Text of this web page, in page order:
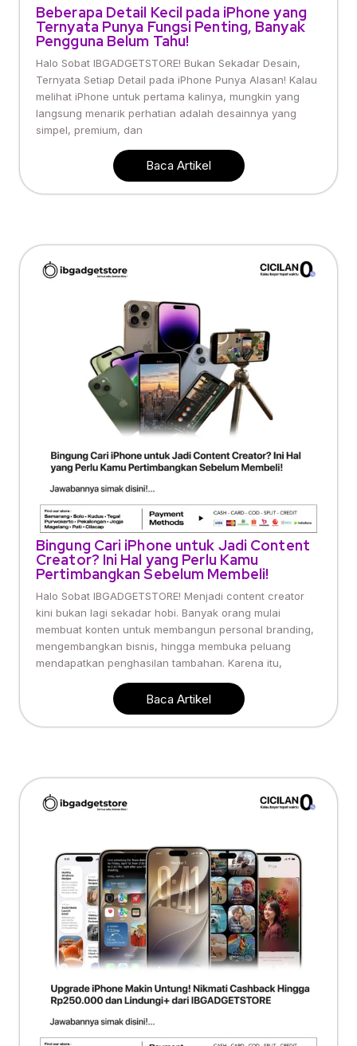
Beberapa Detail Kecil pada iPhone yang
Ternyata Punya Fungsi Penting, Banyak
Pengguna Belum Tahu!
Halo Sobat IBGADGETSTORE! Bukan Sekadar Desain,
Ternyata Setiap Detail pada iPhone Punya Alasan! Kalau
melihat iPhone untuk pertama kalinya, mungkin yang
langsung menarik perhatian adalah desainnya yang
simpel, premium, dan
Baca Artikel
Bingung Cari iPhone untuk Jadi Content
Creator? Ini Hal yang Perlu Kamu
Pertimbangkan Sebelum Membeli!
Halo Sobat IBGADGETSTORE! Menjadi content creator
kini bukan lagi sekadar hobi. Banyak orang mulai
membuat konten untuk membangun personal branding,
mengembangkan bisnis, hingga membuka peluang
mendapatkan penghasilan tambahan. Karena itu,
Baca Artikel